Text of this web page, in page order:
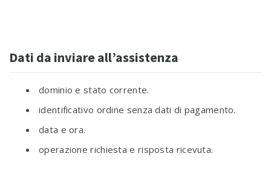
Dati da inviare all’assistenza
dominio e stato corrente.
identificativo ordine senza dati di pagamento.
data e ora.
operazione richiesta e risposta ricevuta.